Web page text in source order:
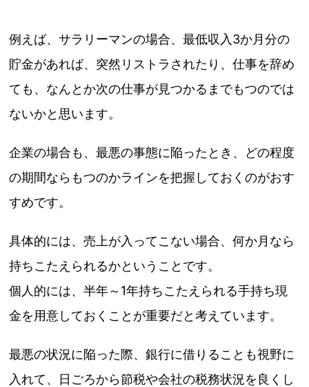
例えば、サラリーマンの場合、最低収入3か月分の
貯金があれば、突然リストラされたり、仕事を辞め
ても、なんとか次の仕事が見つかるまでもつのでは
ないかと思います。
企業の場合も、最悪の事態に陥ったとき、どの程度
の期間ならもつのかラインを把握しておくのがおす
すめです。
具体的には、売上が入ってこない場合、何か月なら
持ちこたえられるかということです。
個人的には、半年～1年持ちこたえられる手持ち現
金を用意しておくことが重要だと考えています。
最悪の状況に陥った際、銀行に借りることも視野に
入れて、日ごろから節税や会社の税務状況を良くし